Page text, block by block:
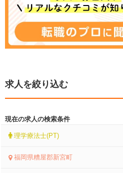
求人を絞り込む
現在の求人の検索条件
理学療法士(PT)
福岡県糟屋郡新宮町